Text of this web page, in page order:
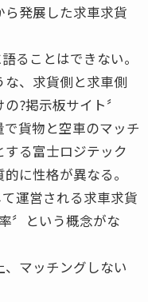
発展した求車求貨
ることはできない。
、求貨側と求車側
?掲示板サイト〞
貨物と空車のマッチ
る富士ロジテック
に性格が異なる。
運営される求車求貨
〞という概念がな
マッチングしない